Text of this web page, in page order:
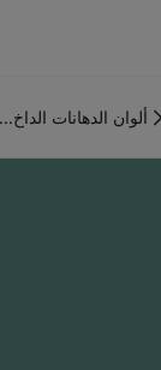
ألوان الدهانات الداخ...